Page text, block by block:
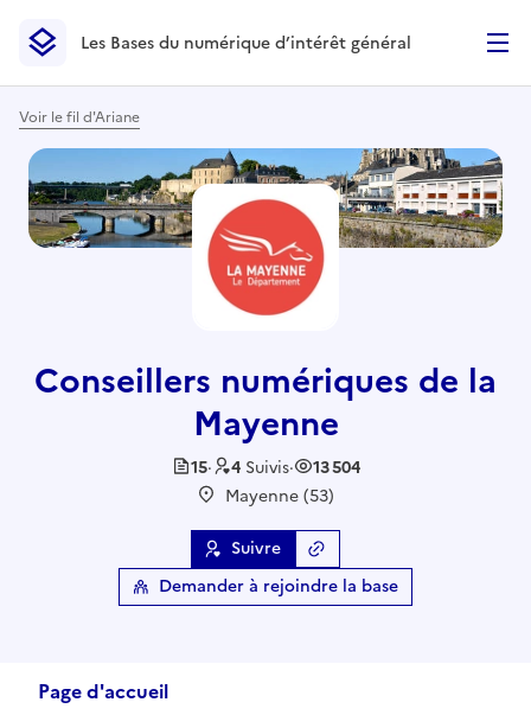
Les Bases du numérique d’intérêt général- Retour à la
Les Bases du numérique d’intérêt général
Voir le fil d'Ariane
Conseillers numériques de la
Mayenne
15· 4Suivis·
13 504
Mayenne (53)
Suivre Copier le lien
Demander à rejoindre la base
Page d'accueil